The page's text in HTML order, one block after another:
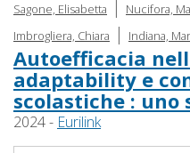
Sagone, Elisabetta | Nucifora,
Imbrogliera, Chiara | Indiana,
Autoefficacia
adaptability e
scolastiche :
2024 - Eurilink